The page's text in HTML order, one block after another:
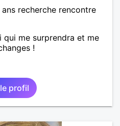
recherche rencontre
me surprendra et me
!
profil